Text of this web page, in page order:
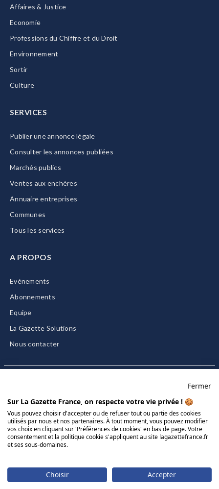
Affaires & Justice
Economie
Professions du Chiffre et du Droit
Environnement
Sortir
Culture
SERVICES
Publier une annonce légale
Consulter les annonces publiées
Marchés publics
Ventes aux enchères
Annuaire entreprises
Communes
Tous les services
A PROPOS
Evénements
Abonnements
Equipe
La Gazette Solutions
Nous contacter
CGU/CGV
Données personnelles
Charte sur les cookies
© 2026 La Gazette France
Fermer
Sur La Gazette France, on respecte votre vie privée ! 🍪
Vous pouvez choisir d'accepter ou de refuser tout ou partie des cookies
utilisés par nous et nos partenaires. À tout moment, vous pouvez modifier
vos choix en cliquant sur 'Préférences de cookies' en bas de page. Votre
consentement et la politique cookie s'appliquent au site lagazettefrance.fr
et ses sous-domaines.
Choisir Accepter